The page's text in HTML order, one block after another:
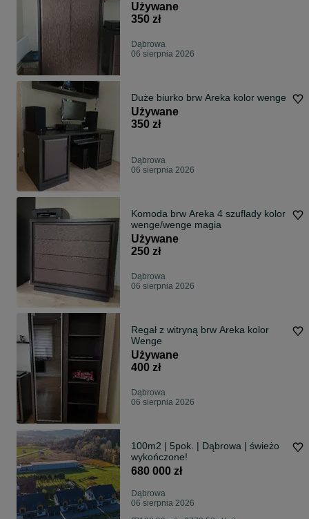
Używane
350 zł
Dąbrowa
06 sierpnia 2026
Duże biurko brw Areka kolor wenge
Używane
350 zł
Dąbrowa
06 sierpnia 2026
Komoda brw Areka 4 szuflady kolor
wenge/wenge magia
Używane
250 zł
Dąbrowa
06 sierpnia 2026
Regał z witryną brw Areka kolor
Wenge
Używane
400 zł
Dąbrowa
06 sierpnia 2026
100m2 | 5pok. | Dąbrowa | świeżo
wykończone!
680 000 zł
Dąbrowa
06 sierpnia 2026